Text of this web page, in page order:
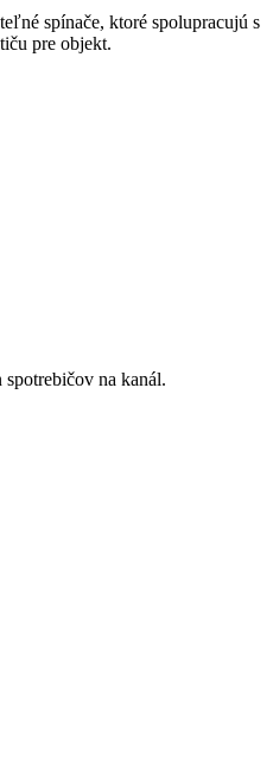
spínače, ktoré spolupracujú s
pre objekt.
na kanál.